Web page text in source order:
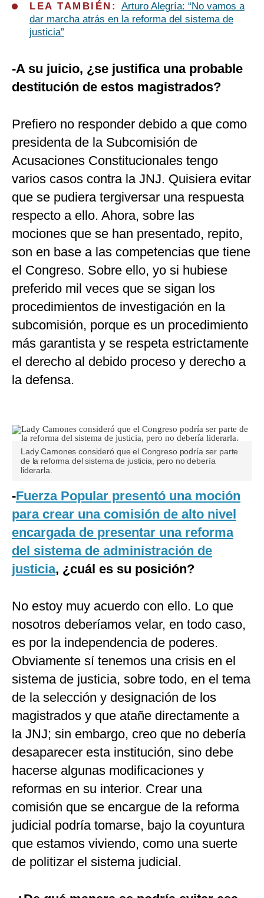
LEA TAMBIÉN: Arturo Alegría: “No vamos a
dar marcha atrás en la reforma del sistema de
justicia”
-A su juicio, ¿se justifica una probable
destitución de estos magistrados?
Prefiero no responder debido a que como
presidenta de la Subcomisión de
Acusaciones Constitucionales tengo
varios casos contra la JNJ. Quisiera evitar
que se pudiera tergiversar una respuesta
respecto a ello. Ahora, sobre las
mociones que se han presentado, repito,
son en base a las competencias que tiene
el Congreso. Sobre ello, yo si hubiese
preferido mil veces que se sigan los
procedimientos de investigación en la
subcomisión, porque es un procedimiento
más garantista y se respeta estrictamente
el derecho al debido proceso y derecho a
la defensa.
Lady Camones consideró que el Congreso podría ser parte
de la reforma del sistema de justicia, pero no debería
liderarla.
-Fuerza Popular presentó una moción
para crear una comisión de alto nivel
encargada de presentar una reforma
del sistema de administración de
justicia, ¿cuál es su posición?
No estoy muy acuerdo con ello. Lo que
nosotros deberíamos velar, en todo caso,
es por la independencia de poderes.
Obviamente sí tenemos una crisis en el
sistema de justicia, sobre todo, en el tema
de la selección y designación de los
magistrados y que atañe directamente a
la JNJ; sin embargo, creo que no debería
desaparecer esta institución, sino debe
hacerse algunas modificaciones y
reformas en su interior. Crear una
comisión que se encargue de la reforma
judicial podría tomarse, bajo la coyuntura
que estamos viviendo, como una suerte
de politizar el sistema judicial.